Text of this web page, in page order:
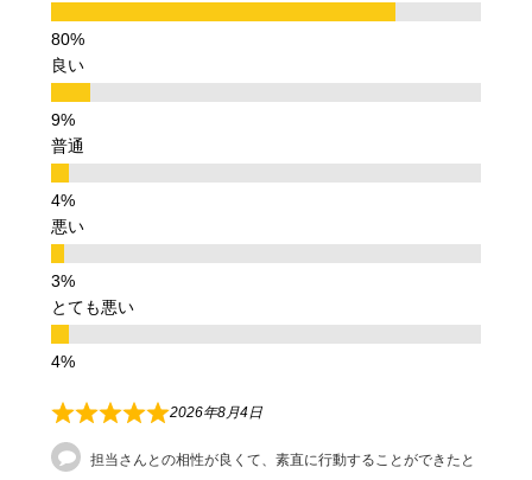
良い
普通
悪い
とても悪い
2026年8月4日
担当さんとの相性が良くて、素直に行動することができたと